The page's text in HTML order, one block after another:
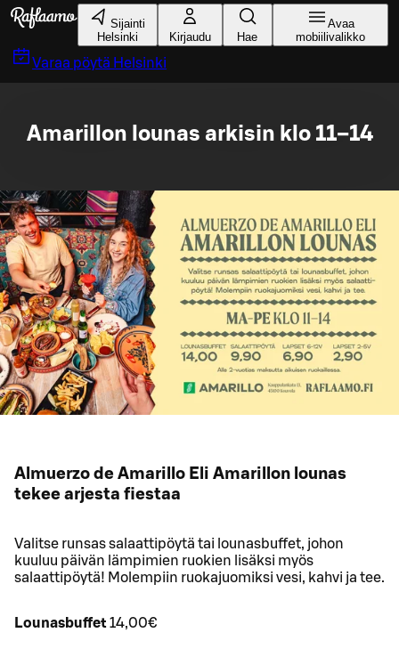
Siirry pääsisältöön
Sijainti
Helsinki
Kirjaudu Hae
Avaa
mobiilivalikko
Varaa pöytä Helsinki
Amarillon lounas arkisin klo 11–14
Almuerzo de Amarillo Eli Amarillon lounas
tekee arjesta fiestaa
Valitse runsas salaattipöytä tai lounasbuffet, johon
kuuluu päivän lämpimien ruokien lisäksi myös
salaattipöytä! Molempiin ruokajuomiksi vesi, kahvi ja tee.
Lounasbuffet14,00€